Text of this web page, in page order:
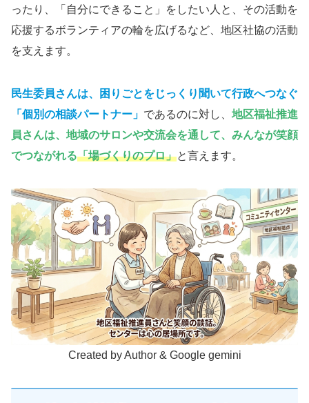
ったり、「自分にできること」をしたい人と、その活動を
応援するボランティアの輪を広げるなど、地区社協の活動
を支えます。
民生委員さんは、困りごとをじっくり聞いて行政へつなぐ
「個別の相談パートナー 」 であるのに対し、 地区福祉推進
員さんは、地域のサロンや交流会を通して、みんなが笑顔
でつながれる「場づくりのプロ」と言えます。
Created by Author & Google gemini